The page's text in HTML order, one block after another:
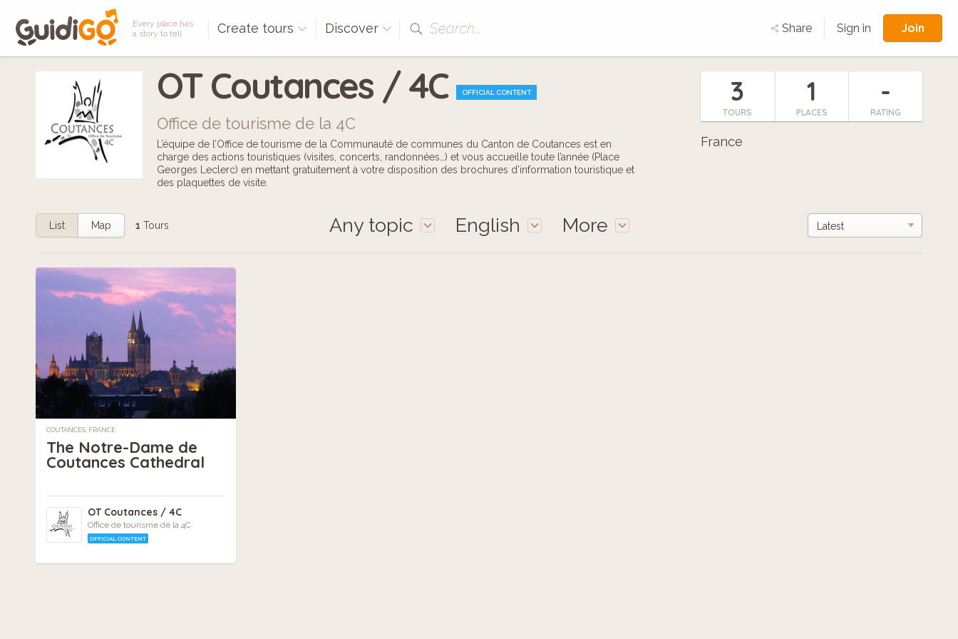
Every place has
a story to tell
Create tours Discover Search... Share Sign in Join
OT Coutances / 4C OFFICIAL CONTENT
Office de tourisme de la 4C
L’équipe de l’Office de tourisme de la Communauté de communes du Canton de Coutances est en
charge des actions touristiques (visites, concerts, randonnées…) et vous accueille toute l’année (Place
Georges Leclerc) en mettant gratuitement à votre disposition des brochures d’information touristique et
des plaquettes de visite.
3
TOURS
1
PLACES
-
RATING
France
Any topic English More
List Map 1 Tours
COUTANCES, FRANCE
The Notre-Dame de
Coutances Cathedral
OT Coutances / 4C
Office de tourisme de la 4C
OFFICIAL CONTENT